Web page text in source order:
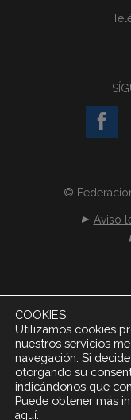
©
Aviso
COOKIES
Utilizamos cookies
nuestros servicios
navegación. Si
otorgando su
indicándonos que
Puede obtener más
aquí